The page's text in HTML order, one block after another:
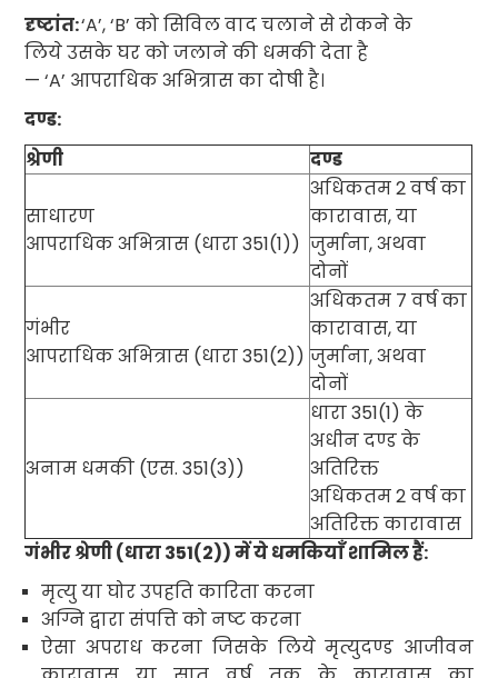
दृष्टांत:‘A’, ‘B’को सिविल वाद चलाने से रोकने के
लिये उसके घर को जलाने की धमकी देता है
—‘A’ आपराधिक अभित्रास का दोषी है।
दण्ड:
श्रेणी
दण्ड
साधारण
आपराधिक अभित्रास (धारा351(1))
अधिकतम2वर्ष का
कारावास,या
जुर्माना,अथवा
दोनों
गंभीर
आपराधिक अभित्रास (धारा351(2))
अधिकतम 7वर्ष का
कारावास,या
जुर्माना,अथवा
दोनों
अनाम धमकी (एस.351(3))
धारा351(1)के
अधीन दण्ड के
अतिरिक्त
अधिकतम2वर्ष का
अतिरिक्त कारावास
गंभीर श्रेणी (धारा351(2))में ये धमकियाँ शामिल हैं:
मृत्यु या घोर उपहति कारिता करना
अग्नि द्वारा संपत्ति को नष्ट करना
ऐसा अपराध करना जिसके लिये मृत्युदण्ड आजीवन